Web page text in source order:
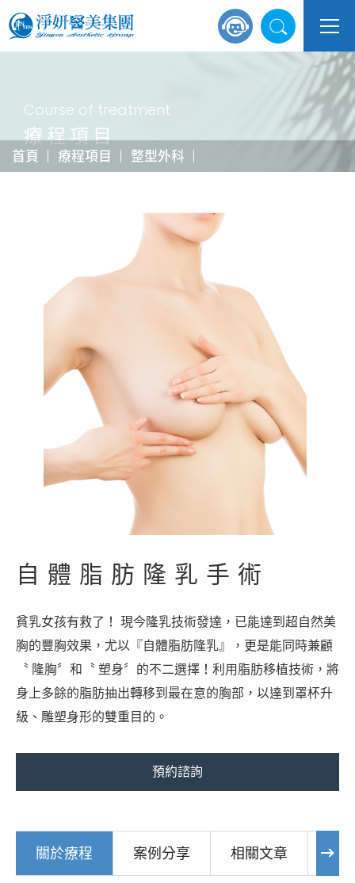
Course of treatment
療程項目
首頁 療程項目 整型外科
自體脂肪隆乳手術
貧乳女孩有救了！ 現今隆乳技術發達，已能達到超自然美
胸的豐胸效果，尤以『自體脂肪隆乳』，更是能同時兼顧
〝 隆胸〞和〝 塑身〞的不二選擇！利用脂肪移植技術，將
身上多餘的脂肪抽出轉移到最在意的胸部，以達到罩杯升
級、雕塑身形的雙重目的。
預約諮詢
關於療程 案例分享 相關文章 注